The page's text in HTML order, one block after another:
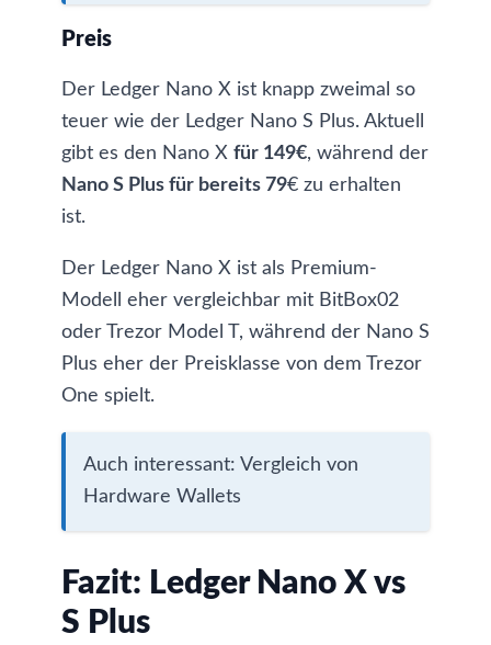
Preis
Der Ledger Nano X ist knapp zweimal so
teuer wie der Ledger Nano S Plus. Aktuell
gibt es den Nano X für 149€, während der
Nano S Plus für bereits 79€ zu erhalten
ist.
Der Ledger Nano X ist als Premium-
Modell eher vergleichbar mit BitBox02
oder Trezor Model T, während der Nano S
Plus eher der Preisklasse von dem Trezor
One spielt.
Auch interessant: Vergleich von
Hardware Wallets
Fazit: Ledger Nano X vs
S Plus